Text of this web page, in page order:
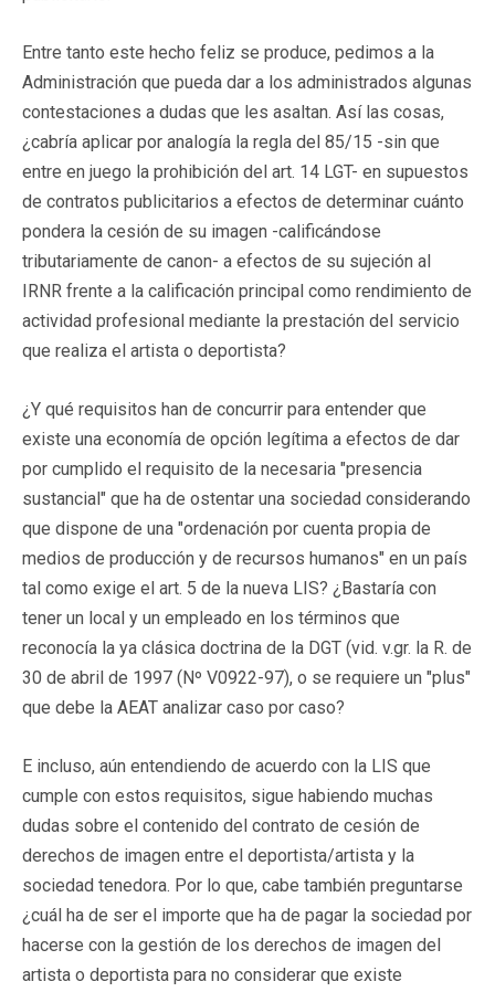
Entre tanto este hecho feliz se produce, pedimos a la
Administración que pueda dar a los administrados algunas
contestaciones a dudas que les asaltan. Así las cosas,
¿cabría aplicar por analogía la regla del 85/15 -sin que
entre en juego la prohibición del art. 14 LGT- en supuestos
de contratos publicitarios a efectos de determinar cuánto
pondera la cesión de su imagen -calificándose
tributariamente de canon- a efectos de su sujeción al
IRNR frente a la calificación principal como rendimiento de
actividad profesional mediante la prestación del servicio
que realiza el artista o deportista?
¿Y qué requisitos han de concurrir para entender que
existe una economía de opción legítima a efectos de dar
por cumplido el requisito de la necesaria "presencia
sustancial" que ha de ostentar una sociedad considerando
que dispone de una "ordenación por cuenta propia de
medios de producción y de recursos humanos" en un país
tal como exige el art. 5 de la nueva LIS? ¿Bastaría con
tener un local y un empleado en los términos que
reconocía la ya clásica doctrina de la DGT (vid. v.gr. la R. de
30 de abril de 1997 (Nº V0922-97), o se requiere un "plus"
que debe la AEAT analizar caso por caso?
E incluso, aún entendiendo de acuerdo con la LIS que
cumple con estos requisitos, sigue habiendo muchas
dudas sobre el contenido del contrato de cesión de
derechos de imagen entre el deportista/artista y la
sociedad tenedora. Por lo que, cabe también preguntarse
¿cuál ha de ser el importe que ha de pagar la sociedad por
hacerse con la gestión de los derechos de imagen del
artista o deportista para no considerar que existe